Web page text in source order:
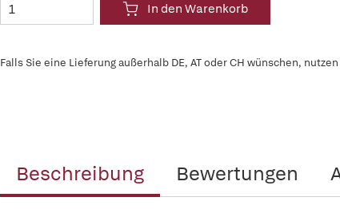
In den Warenkorb
Falls Sie eine Lieferung außerhalb DE, AT oder CH wünschen,
Beschreibung Bewertungen